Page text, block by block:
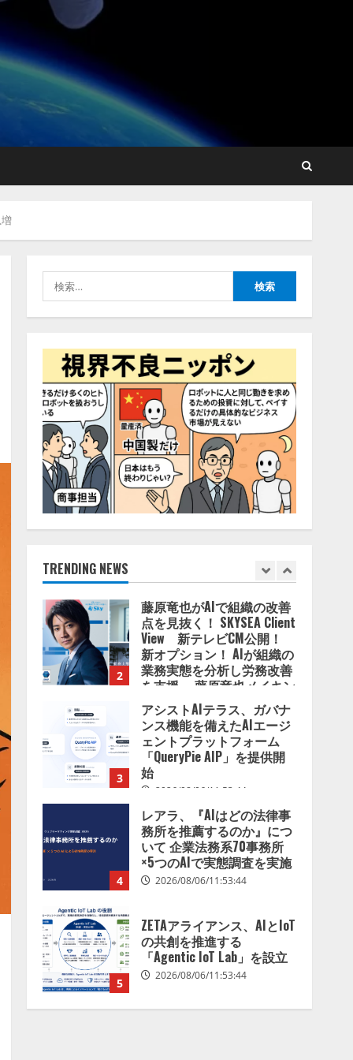
索:
TRENDING NEWS
藤原竜也がAIで組織の改善
点を見抜く！ SKYSEA Client
View 新テレビCM公開！
新オプション！ AIが組織の
グ動画公開 「もしAIが自分
年の夏はカブトムシを捕ま
2026/08/06/14:54:31
「QueryPie AIP」を提供開
4
レアラ、『AIはどの法律事
務所を推薦するのか』につ
×5つのAIで実態調査を実施
2026/08/06/11:53:44
5
ZETAアライアンス、AIとIoT
の共創を推進する
「Agentic IoT Lab」を設立
2026/08/06/11:53:44
1
AI駆動開発の推進に向けて
「TinhVan Technologies
2
藤原竜也がAIで組織の改善
点を見抜く！ SKYSEA Client
View 新テレビCM公開！
新オプション！ AIが組織の
業務実態を分析し労務改善
を支援。 藤原竜也メイキン
グ動画公開 「もしAIが自分
を分析したら、すぐ休めと
言われる自信がある」「昨
年の夏はカブトムシを捕ま
えたり、虫と戦ったり…」
3
アシストAIテラス、ガバナ
ンス機能を備えたAIエージ
ェントプラットフォーム
「QueryPie AIP」を提供開
始
2026/08/06/11:53:44
4
レアラ、『AIはどの法律事
務所を推薦するのか』につ
いて 企業法務系70事務所
×5つのAIで実態調査を実施
2026/08/06/11:53:44
5
ZETAアライアンス、AIとIoT
の共創を推進する
「Agentic IoT Lab」を設立
2026/08/06/11:53:44